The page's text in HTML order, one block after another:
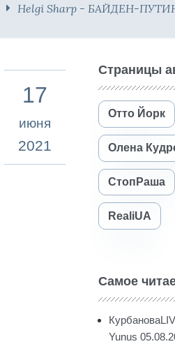
Helgi Sharp - БАЙДЕН-
17
июня
2021
Страницы
Отто Йорк
Олена
СтопРаша
RealiUA
Самое
Yunus